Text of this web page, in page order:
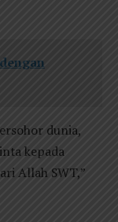
dunia,
kepada
Allah SWT,”